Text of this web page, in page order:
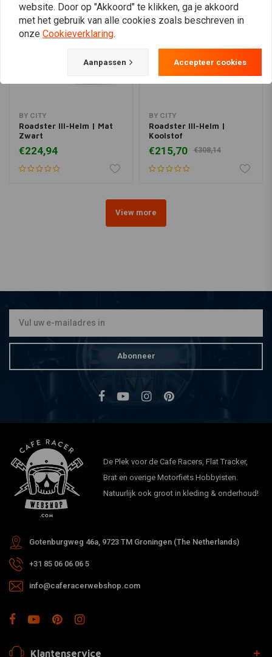
BY CITY
Roadster III-Helm | Mat
Zwart
€224,94
BY CITY
Roadster III-Helm |
Koolstof
€215,70 €308,14
View more
Abonneer
De Plek voor de Cafe Racers, Flat Tracker,
Brat en overige Motorfiets Hobbyisten.
Natuurlijk ook groot in kleding & onderhoud!
Gotenburgweg 46a, 9723 TM Groningen (The Netherlands)
+31 85 06 06 06 5
info@caferacerwebshop.com
Klantenservice
website. Door op "Akkoord" te klikken, ga je akkoord
met het gebruik van alle cookies zoals beschreven in
onze Cookieverklaring.
Aanpassen Accepteer cookies